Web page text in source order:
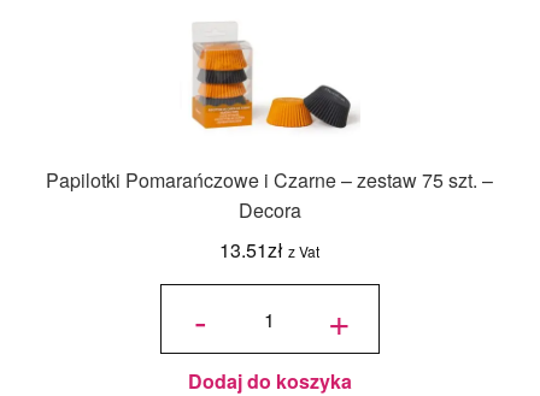
Papilotki Pomarańczowe i Czarne – zestaw 75 szt. –
Decora
13.51zł z Vat
-
ilość Papilotki
i Czarne -
zestaw 75 szt. -
Decora +
Dodaj do koszyka